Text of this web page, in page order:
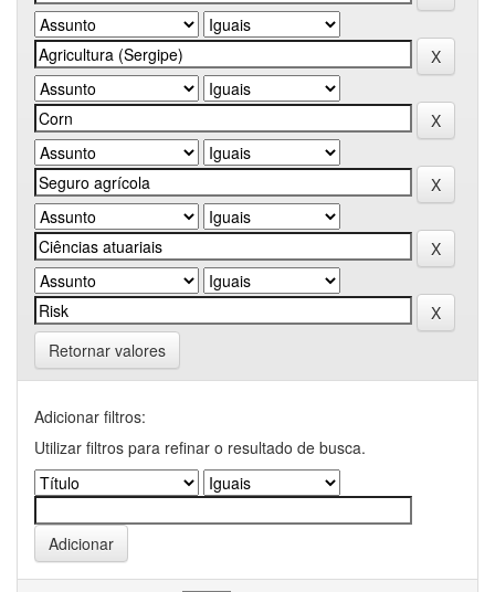
Retornar valores
Adicionar filtros:
Utilizar filtros para refinar o resultado de busca.